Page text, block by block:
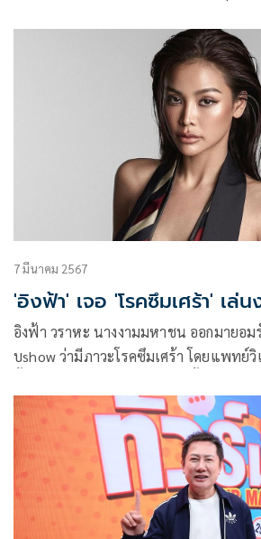
ภายใต้แนวคิด “สาดถึงแก่น” พร้อมชวนป
7 มีนาคม 2567
'อิงฟ้า' เจอ 'โรคซึมเศร้า' เล่น
อิงฟ้า วราหะ นางงามมหาชน ออกมายอ
บshow ว่ามีภาวะโรคซึมเศร้า โดยแพทย์วิเคราะห์ว่าเรื้อรังมา
ยารักษาตัวจนถึงตอนนี้ แถมในอดีตยังเคย
วิธีตายที่ไม่เจ็บปวด